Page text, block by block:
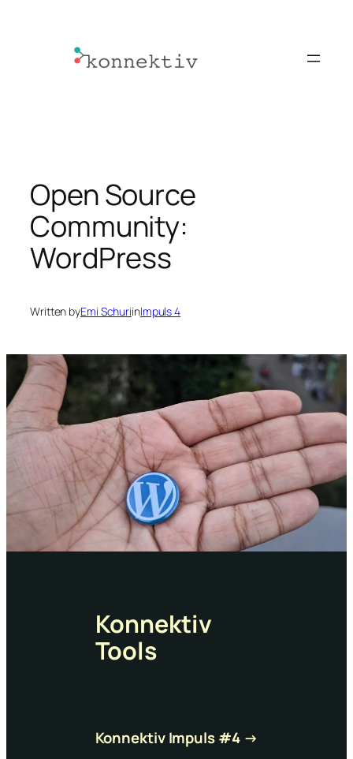
Open Source
Community:
WordPress
Written byEmi SchuriinImpuls 4
Konnektiv
Tools
Konnektiv Impuls #4 →